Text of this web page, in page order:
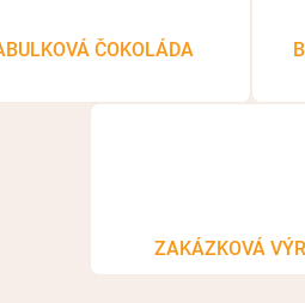
ČOKOLÁDA
ZAKÁZKOVÁ